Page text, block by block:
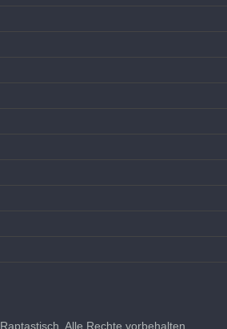
Raptastisch . Alle Rechte vorbehalten.